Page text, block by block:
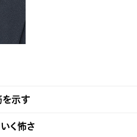
を示す
く怖さ